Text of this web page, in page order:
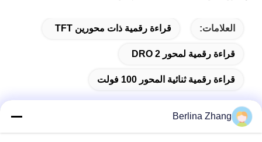
العلامات: قراءة رقمية ذات محورين TFT
قراءة رقمية لمحور 2 DRO
قراءة رقمية ثنائية المحور 100 فولت
Berlina Zhang